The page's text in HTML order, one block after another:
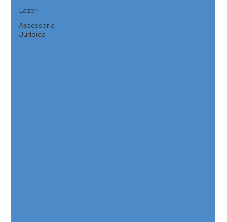
Lazer
Assessoria
Jurídica